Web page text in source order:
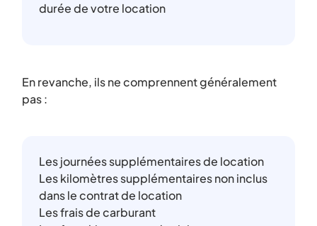
durée de votre location
En revanche, ils ne comprennent généralement
pas :
Les journées supplémentaires de location
Les kilomètres supplémentaires non inclus
dans le contrat de location
Les frais de carburant